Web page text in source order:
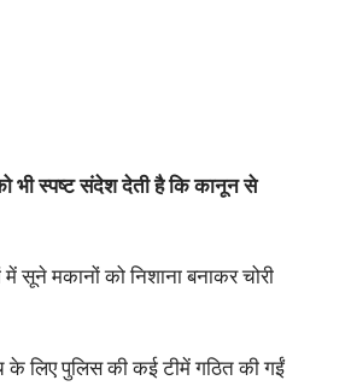
भी स्पष्ट संदेश देती है कि कानून से
सूने मकानों को निशाना बनाकर चोरी
के लिए पुलिस की कई टीमें गठित की गईं